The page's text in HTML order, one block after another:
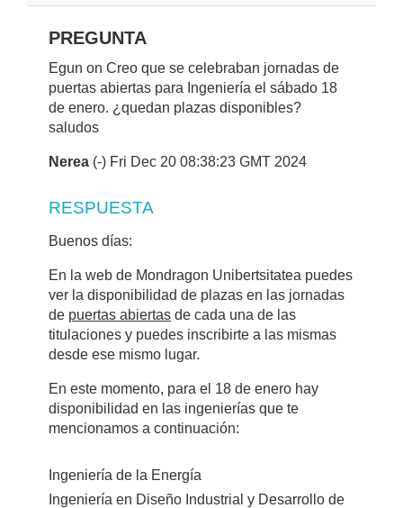
PREGUNTA
Egun on Creo que se celebraban jornadas de
puertas abiertas para Ingeniería el sábado 18
de enero. ¿quedan plazas disponibles?
saludos
Nerea (-) Fri Dec 20 08:38:23 GMT 2024
RESPUESTA
Buenos días:
En la web de Mondragon Unibertsitatea puedes
ver la disponibilidad de plazas en las jornadas
de puertas abiertas de cada una de las
titulaciones y puedes inscribirte a las mismas
desde ese mismo lugar.
En este momento, para el 18 de enero hay
disponibilidad en las ingenierías que te
mencionamos a continuación:
Ingeniería de la Energía
Ingeniería en Diseño Industrial y Desarrollo de